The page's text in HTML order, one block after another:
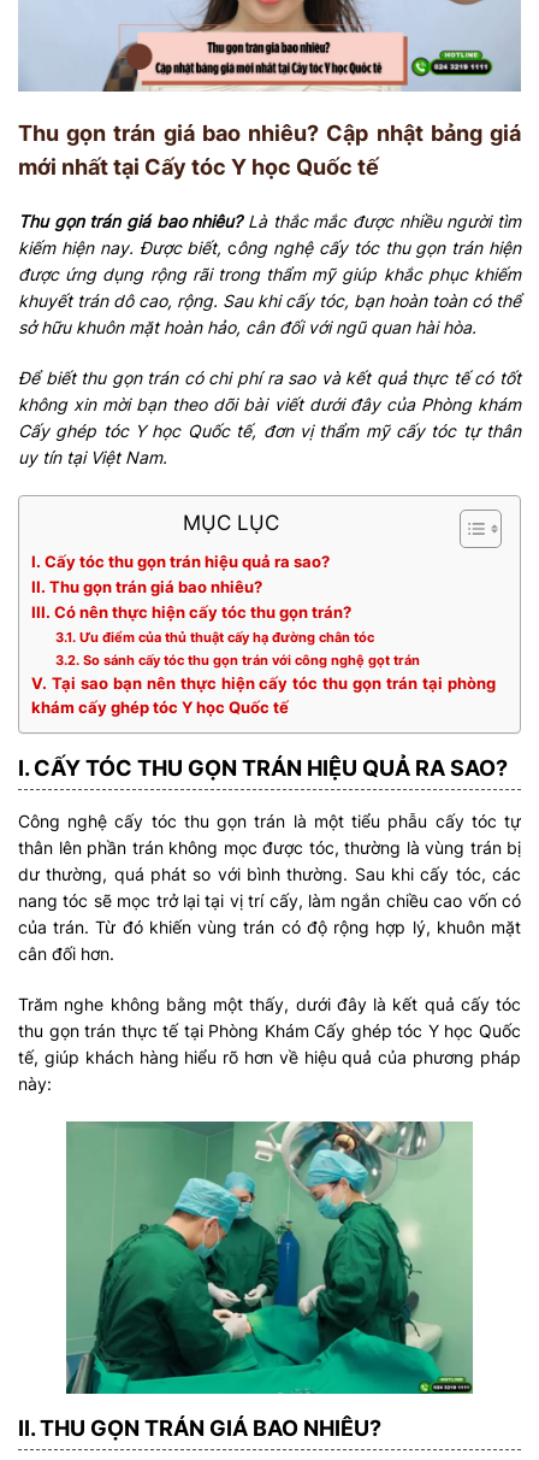
Thu gọn trán giá bao nhiêu? Cập nhật bảng giá
mới nhất tại Cấy tóc Y học Quốc tế
Thu gọn trán giá bao nhiêu? Là thắc mắc được nhiều người tìm
kiếm hiện nay. Được biết,công nghệ cấy tóc thu gọn trán hiện
được ứng dụng rộng rãi trong thẩm mỹ giúp khắc phục khiếm
khuyết trán dô cao, rộng. Sau khi cấy tóc, bạn hoàn toàn có thể
sở hữu khuôn mặt hoàn hảo, cân đối với ngũ quan hài hòa.
Để biết thu gọn trán có chi phí ra sao và kết quả thực tế có tốt
không xin mời bạn theo dõi bài viết dưới đây của Phòng khám
Cấy ghép tóc Y học Quốc tế, đơn vị thẩm mỹ cấy tóc tự thân
uy tín tại Việt Nam.
MỤC LỤC
I. Cấy tóc thu gọn trán hiệu quả ra sao?
II. Thu gọn trán giá bao nhiêu?
III. Có nên thực hiện cấy tóc thu gọn trán?
3.1. Ưu điểm của thủ thuật cấy hạ đường chân tóc
3.2. So sánh cấy tóc thu gọn trán với công nghệ gọt trán
V. Tại sao bạn nên thực hiện cấy tóc thu gọn trán tại phòng
khám cấy ghép tóc Y học Quốc tế
I. CẤY TÓC THU GỌN TRÁN HIỆU QUẢ RA SAO?
Công nghệ cấy tóc thu gọn trán là một tiểu phẫu cấy tóc tự
thân lên phần trán không mọc được tóc, thường là vùng trán bị
dư thường, quá phát so với bình thường. Sau khi cấy tóc, các
nang tóc sẽ mọc trở lại tại vị trí cấy, làm ngắn chiều cao vốn có
của trán. Từ đó khiến vùng trán có độ rộng hợp lý, khuôn mặt
cân đối hơn.
Trăm nghe không bằng một thấy, dưới đây là kết quả cấy tóc
thu gọn trán thực tế tại Phòng Khám Cấy ghép tóc Y học Quốc
tế, giúp khách hàng hiểu rõ hơn về hiệu quả của phương pháp
này:
II. THU GỌN TRÁN GIÁ BAO NHIÊU?